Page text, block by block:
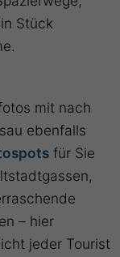
Stück
mit nach
ebenfalls
für Sie
– hier
jeder Tourist